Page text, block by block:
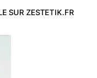
SUR ZESTETIK.FR